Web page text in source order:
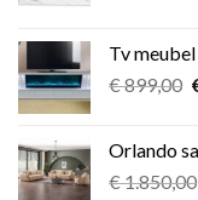
€
Tv
€899,00
Orlando
€1.850,00